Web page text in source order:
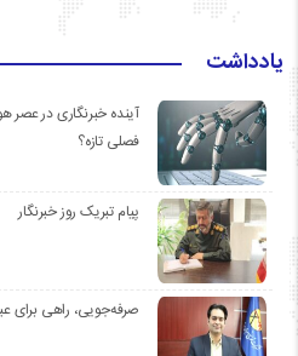
یادداشت
آینده خبرنگاری در عصر
فصلی تازه؟
پیام تبریک روز خبرنگار
صرفه‌جویی، راهی برای